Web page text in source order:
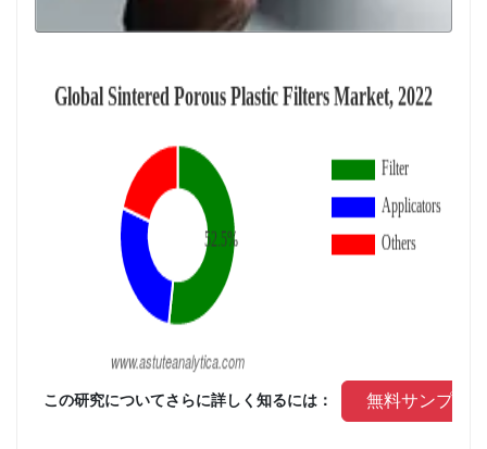
この研究についてさらに詳しく知るには： 無料サンプル